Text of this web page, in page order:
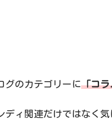
グのカテゴリーに「コラ
ディ関連だけではなく